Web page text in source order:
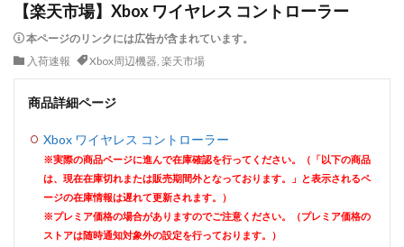
【楽天市場】Xbox ワイヤレス コントローラー
本ページのリンクには広告が含まれています。
入荷速報
Xbox周辺機器, 楽天市場
商品詳細ページ
Xbox ワイヤレス コントローラー
※実際の商品ページに進んで在庫確認を行ってください。（「以下の商品
は、現在在庫切れまたは販売期間外となっております。」と表示されるペ
ージの在庫情報は遅れて更新されます。）
※プレミア価格の場合がありますのでご注意ください。（プレミア価格の
ストアは随時通知対象外の設定を行っております。）